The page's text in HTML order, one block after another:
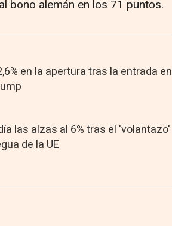
bono alemán en los 71 puntos.
en la apertura tras la entrada en
las alzas al 6% tras el 'volantazo'
de la UE